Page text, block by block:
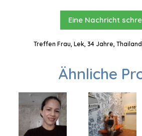
Eine Nachricht
Treffen Frau, Lek, 34 Jahre,
Ähnliche